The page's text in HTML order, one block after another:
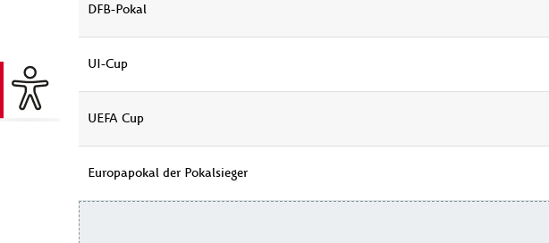
DFB-Pokal
UI-Cup
UEFA Cup
Europapokal der Pokalsieger